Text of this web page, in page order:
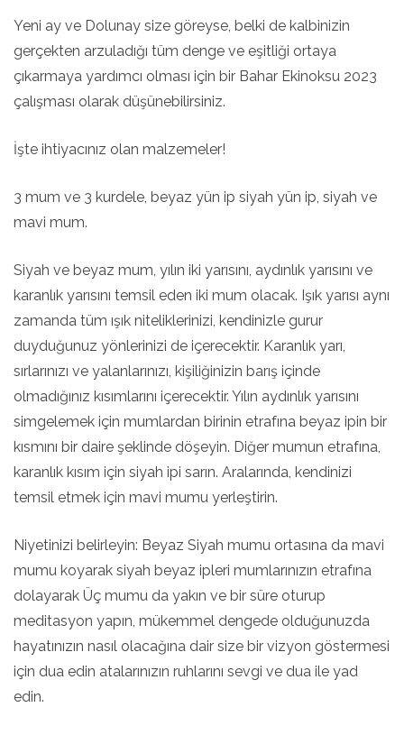
Yeni ay ve Dolunay size göreyse, belki de kalbinizin
gerçekten arzuladığı tüm denge ve eşitliği ortaya
çıkarmaya yardımcı olması için bir Bahar Ekinoksu 2023
çalışması olarak düşünebilirsiniz.
İşte ihtiyacınız olan malzemeler!
3 mum ve 3 kurdele, beyaz yün ip siyah yün ip, siyah ve
mavi mum.
Siyah ve beyaz mum, yılın iki yarısını, aydınlık yarısını ve
karanlık yarısını temsil eden iki mum olacak. Işık yarısı aynı
zamanda tüm ışık niteliklerinizi, kendinizle gurur
duyduğunuz yönlerinizi de içerecektir. Karanlık yarı,
sırlarınızı ve yalanlarınızı, kişiliğinizin barış içinde
olmadığınız kısımlarını içerecektir. Yılın aydınlık yarısını
simgelemek için mumlardan birinin etrafına beyaz ipin bir
kısmını bir daire şeklinde döşeyin. Diğer mumun etrafına,
karanlık kısım için siyah ipi sarın. Aralarında, kendinizi
temsil etmek için mavi mumu yerleştirin.
Niyetinizi belirleyin: Beyaz Siyah mumu ortasına da mavi
mumu koyarak siyah beyaz ipleri mumlarınızın etrafına
dolayarak Üç mumu da yakın ve bir süre oturup
meditasyon yapın, mükemmel dengede olduğunuzda
hayatınızın nasıl olacağına dair size bir vizyon göstermesi
için dua edin atalarınızın ruhlarını sevgi ve dua ile yad
edin.